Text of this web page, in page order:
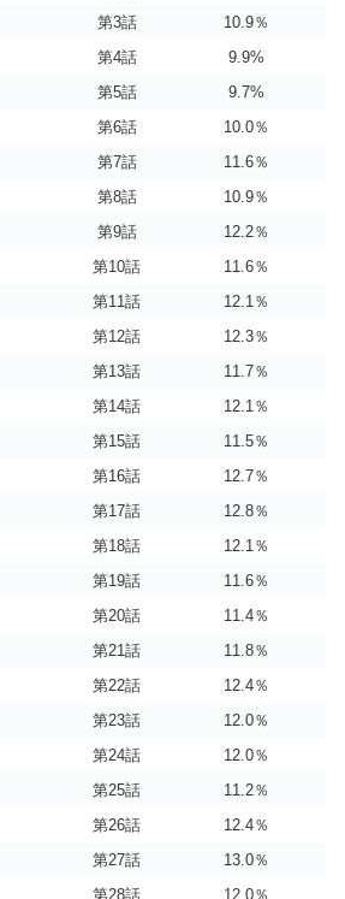
第3話
10.9％
第4話
9.9%
第5話
9.7%
第6話
10.0％
第7話
11.6％
第8話
10.9％
第9話
12.2％
第10話
11.6％
第11話
12.1％
第12話
12.3％
第13話
11.7％
第14話
12.1％
第15話
11.5％
第16話
12.7％
第17話
12.8％
第18話
12.1％
第19話
11.6％
第20話
11.4％
第21話
11.8％
第22話
12.4％
第23話
12.0％
第24話
12.0％
第25話
11.2％
第26話
12.4％
第27話
13.0％
第28話 12.0％